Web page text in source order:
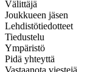
Välittäjä
Joukkueen jäsen
Lehdistötiedotteet
Tiedustelu
Ympäristö
Pidä yhteyttä